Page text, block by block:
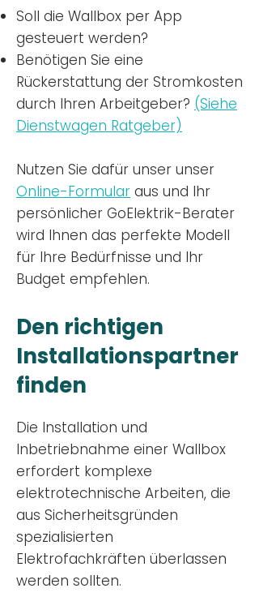
Soll die Wallbox per App
gesteuert werden?
Benötigen Sie eine
Rückerstattung der Stromkosten
durch Ihren Arbeitgeber? (Siehe
Dienstwagen Ratgeber)
Nutzen Sie dafür unser unser
Online-Formular aus und Ihr
persönlicher GoElektrik-Berater
wird Ihnen das perfekte Modell
für Ihre Bedürfnisse und Ihr
Budget empfehlen.
Den richtigen
Installationspartner
finden
Die Installation und
Inbetriebnahme einer Wallbox
erfordert komplexe
elektrotechnische Arbeiten, die
aus Sicherheitsgründen
spezialisierten
Elektrofachkräften überlassen
werden sollten.